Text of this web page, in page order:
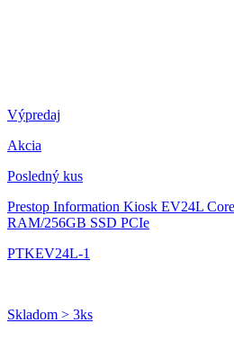
Výpredaj
Akcia
Posledný kus
Prestop Information Kiosk EV24L
RAM/256GB SSD PCIe
PTKEV24L-1
Skladom > 3ks